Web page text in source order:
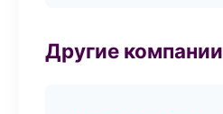
Другие компании